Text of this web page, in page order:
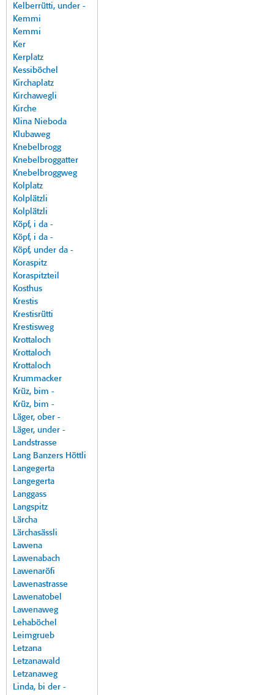
Kelberrütti, under -
Kemmi
Kemmi
Ker
Kerplatz
Kessiböchel
Kirchaplatz
Kirchawegli
Kirche
Klina Nieboda
Klubaweg
Knebelbrogg
Knebelbroggatter
Knebelbroggweg
Kolplatz
Kolplätzli
Kolplätzli
Köpf, i da -
Köpf, i da -
Köpf, under da -
Koraspitz
Koraspitzteil
Kosthus
Krestis
Krestisrütti
Krestisweg
Krottaloch
Krottaloch
Krottaloch
Krummacker
Krüz, bim -
Krüz, bim -
Läger, ober -
Läger, under -
Landstrasse
Lang Banzers Höttli
Langegerta
Langegerta
Langgass
Langspitz
Lärcha
Lärchasässli
Lawena
Lawenabach
Lawenaröfi
Lawenastrasse
Lawenatobel
Lawenaweg
Lehaböchel
Leimgrueb
Letzana
Letzanawald
Letzanaweg
Linda, bi der -